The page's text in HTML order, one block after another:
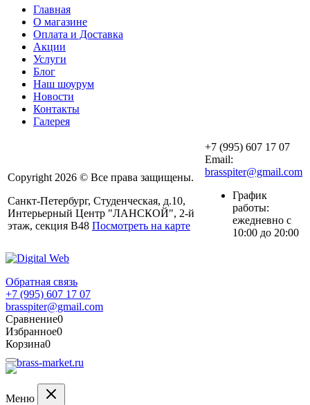
Главная
О магазине
Оплата и Доставка
Акции
Услуги
Блог
Наш шоурум
Новости
Контакты
Галерея
Copyright 2026 © Все права защищены.
Санкт-Петербург, Студенческая, д.10,
Интерьерный Центр "ЛАНСКОЙ", 2-й
этаж, секция В48 Посмотреть на карте
+7 (995) 607 17 07
Email:
brasspiter@gmail.com
График
работы:
ежедневно с
10:00 до 20:00
Обратная связь
+7 (995) 607 17 07
brasspiter@gmail.com
Сравнение0
Избранное0
Корзина0
Меню